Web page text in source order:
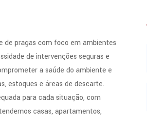
de pragas com foco em ambientes
de intervenções seguras e
a saúde do ambiente e
estoques e áreas de descarte.
para cada situação, com
casas, apartamentos,